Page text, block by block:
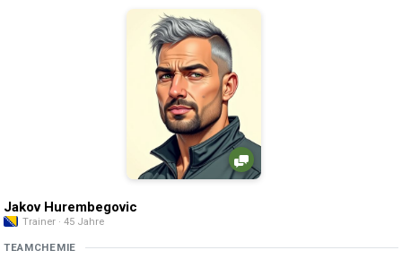
Jakov Hurembegovic
Trainer · 45 Jahre
TEAMCHEMIE